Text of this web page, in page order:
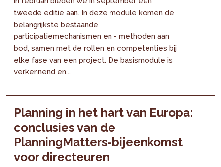
tweede editie aan. In deze module komen de
belangrijkste bestaande
participatiemechanismen en - methoden aan
bod, samen met de rollen en competenties bij
elke fase van een project. De basismodule is
verkennend en...
Planning in het hart van Europa:
conclusies van de
PlanningMatters-bijeenkomst
voor directeuren